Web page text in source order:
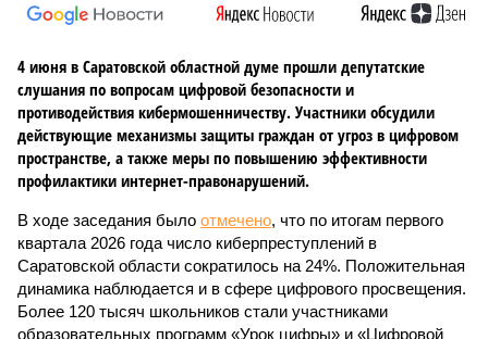
4 июня в Саратовской областной думе прошли депутатские
слушания по вопросам цифровой безопасности и
противодействия кибермошенничеству. Участники обсудили
действующие механизмы защиты граждан от угроз в цифровом
пространстве, а также меры по повышению эффективности
профилактики интернет-правонарушений.
В ходе заседания было отмечено, что по итогам первого
квартала 2026 года число киберпреступлений в
Саратовской области сократилось на 24%. Положительная
динамика наблюдается и в сфере цифрового просвещения.
Более 120 тысяч школьников стали участниками
образовательных программ «Урок цифры» и «Цифровой